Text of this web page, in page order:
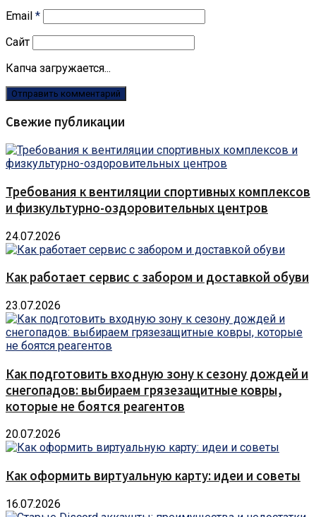
Email *
Сайт
Капча загружается...
Свежие публикации
Требования к вентиляции спортивных комплексов
и физкультурно-оздоровительных центров
24.07.2026
Как работает сервис с забором и доставкой обуви
23.07.2026
Как подготовить входную зону к сезону дождей и
снегопадов: выбираем грязезащитные ковры,
которые не боятся реагентов
20.07.2026
Как оформить виртуальную карту: идеи и советы
16.07.2026